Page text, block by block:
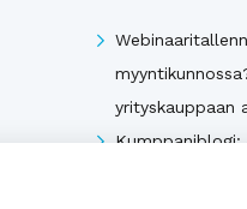
yrityskauppaan
Kumppaniblogi: